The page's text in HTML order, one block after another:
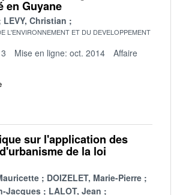
en Guyane
LEVY, Christian
L'ENVIRONNEMENT ET DU DEVELOPPEMENT
Mise en ligne: oct. 2014
Affaire
sur l'application des
de la loi
DOIZELET, Marie-Pierre
Jacques
LALOT, Jean